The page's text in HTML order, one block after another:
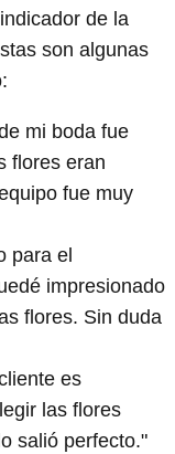
de la
son algunas
mi boda fue
flores eran
fue muy
para el
impresionado
flores. Sin duda
es
las flores
salió perfecto."